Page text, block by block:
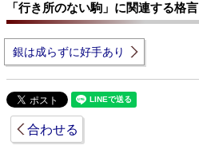
「行き所のない駒」に関連する格言
銀は成らずに好手あり
合わせる